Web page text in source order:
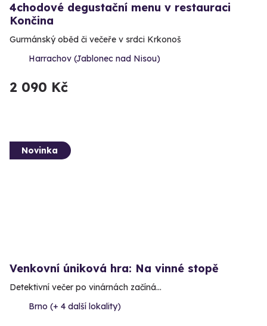
4chodové degustační menu v restauraci
Končina
Gurmánský oběd či večeře v srdci Krkonoš
Harrachov (Jablonec nad Nisou)
2 090 Kč
Novinka
Venkovní úniková hra: Na vinné stopě
Detektivní večer po vinárnách začíná…
Brno (+ 4 další lokality)